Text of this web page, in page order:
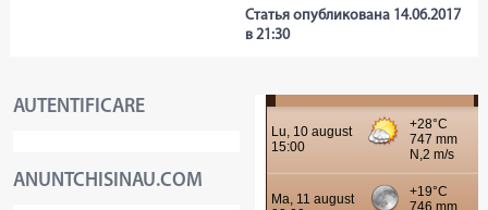
Статья опубликована 14.06.2017
в 21:30
AUTENTIFICARE
ANUNTCHISINAU.COM